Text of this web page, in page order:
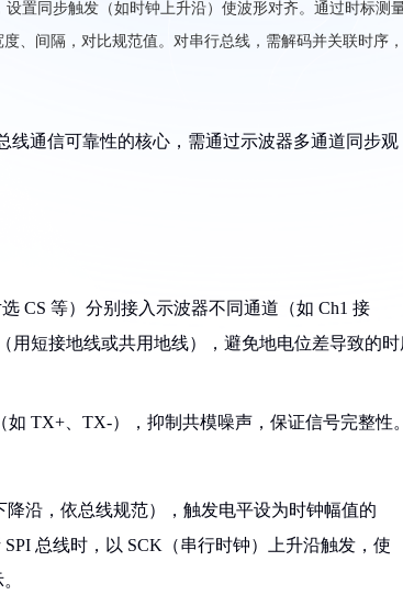
置同步触发（如时钟上升沿）使波形对齐。通过时标测
、间隔，对比规范值。对串行总线，需解码并关联时序
线通信可靠性的核心，需通过示波器多通道同步观
CS 等）分别接入示波器不同通道（如 Ch1 接
用短接地线或共用地线），避免地电位差导致的时
TX+、TX-），抑制共模噪声，保证信号完整性
沿，依总线规范），触发电平设为时钟幅值的
总线时，以 SCK（串行时钟）上升沿触发，使